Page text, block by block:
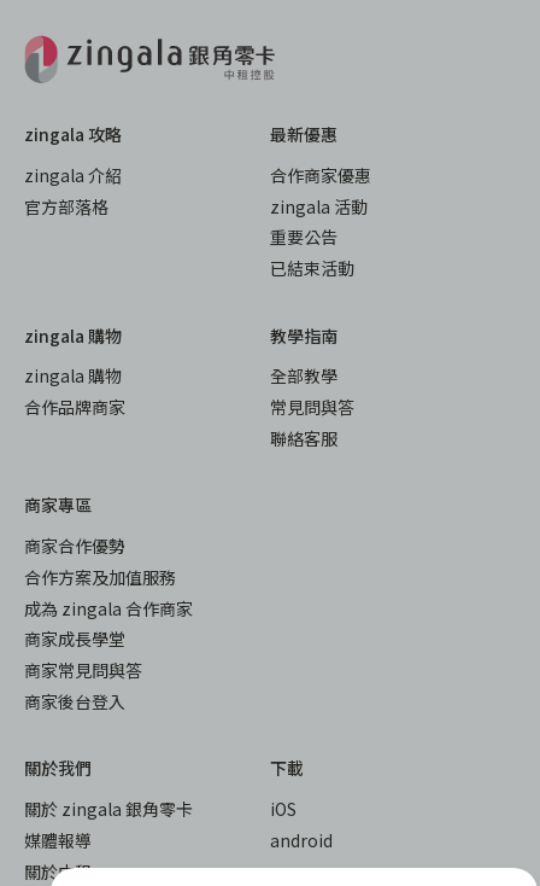
zingala 攻略
zingala 介紹
官方部落格
最新優惠
合作商家優惠
zingala 活動
重要公告
已結束活動
zingala 購物
zingala 購物
合作品牌商家
教學指南
全部教學
常見問與答
聯絡客服
商家專區
商家合作優勢
合作方案及加值服務
成為 zingala 合作商家
商家成長學堂
商家常見問與答
商家後台登入
關於我們
關於 zingala 銀角零卡
媒體報導
關於中租
下載
iOS
android